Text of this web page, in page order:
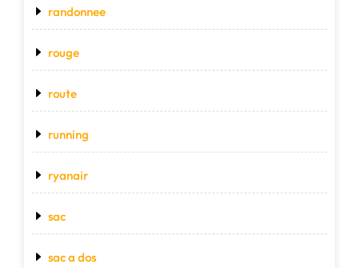
randonnee
rouge
route
running
ryanair
sac
sac a dos